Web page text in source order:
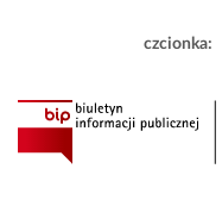
czcionka: